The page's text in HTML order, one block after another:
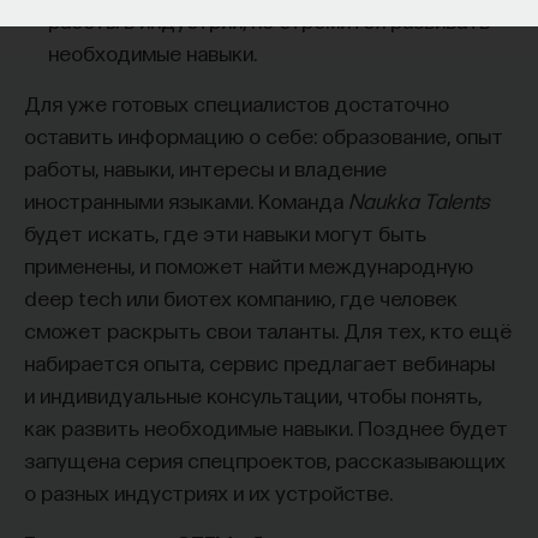
необходимые навыки.
Для уже готовых специалистов достаточно
оставить информацию о себе: образование, опыт
работы, навыки, интересы и владение
иностранными языками. Команда Naukka Talents
будет искать, где эти навыки могут быть
применены, и поможет найти международную
deep tech или биотех компанию, где человек
сможет раскрыть свои таланты.​ Для тех, кто ещё
набирается опыта, сервис предлагает вебинары
и индивидуальные консультации, чтобы понять,
как развить необходимые навыки. Позднее будет
запущена серия спецпроектов, рассказывающих
о разных индустриях и их устройстве.​